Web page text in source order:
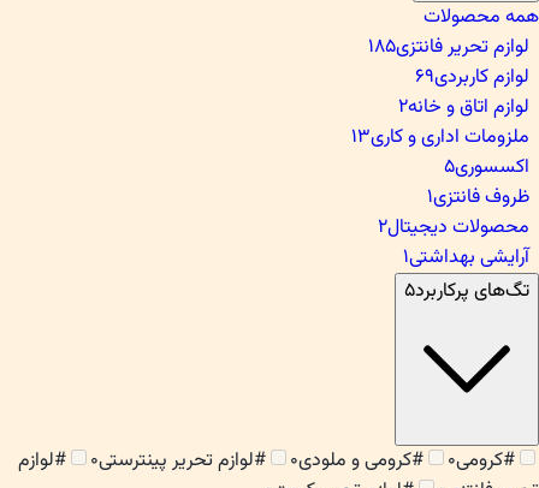
همه محصولات
لوازم تحریر فانتزی۱۸۵
لوازم کاربردی۶۹
لوازم اتاق و خانه۲
ملزومات اداری و کاری۱۳
اکسسوری۵
ظروف فانتزی۱
محصولات دیجیتال۲
آرایشی بهداشتی۱
تگ‌های پرکاربرد۵
#کرومی۰ #کرومی و ملودی۰ #لوازم تحریر پینترستی۰ #لوازم